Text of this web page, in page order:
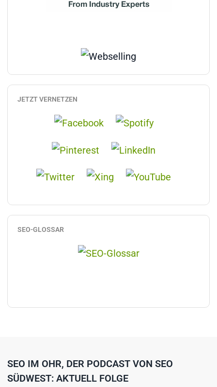
JETZT VERNETZEN
SEO-GLOSSAR
SEO IM OHR, DER PODCAST VON SEO
SÜDWEST: AKTUELL FOLGE